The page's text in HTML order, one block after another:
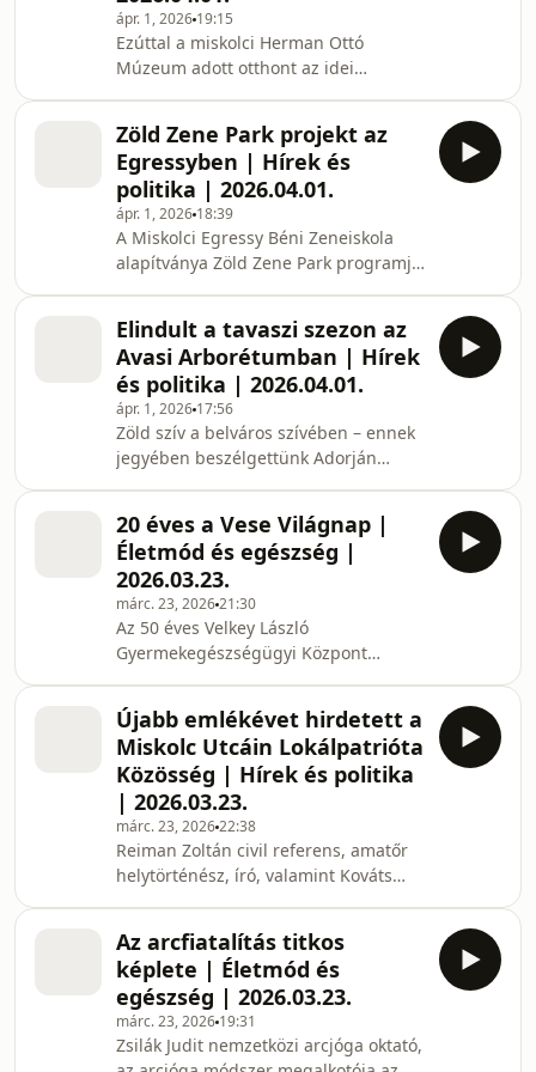
anyuka tájékoztatta a Csillagpont
Rádió hallgatóit. A tervezett
átalakításokat segítve most közösségi
gyűjtés indult.
ápr. 1, 2026 19:15
Ezúttal a miskolci Herman Ottó
Múzeum adott otthont az idei
hogyan óvjuk meg vesénk egészségét.
dr. Kóbor Krisztina nefrológus főorvos
elmondta: a vesebetegség sok
esetben ún. néma betegség, hiszen
sokáig nem okoz tüneteket. A
szakember öt fontos momentumra
hívta fel a figyelmet, amelyet veséink
egészsége érdekében megtehetünk:
elegend
Zöld Zene Park projekt az
Egressyben | Hírek és
politika | 2026.04.01.
ápr. 1, 2026 18:39
A Miskolci Egressy Béni Zeneiskola
alapítványa Zöld Zene Park programja
az intézmény igazgatóhelyettese
beszélt közéleti
magazinműsorunkban. A beruházás
keretében megújul a zeneiskola
udvara, új virágoskertet hoznak létre,
felújítják a kerti utat, kerti
garnitúrákat, madáritatókat helyeznek
ki és fedett biciklitároló is kialak
Elindult a tavaszi szezon az
Avasi Arborétumban | Hírek
és politika | 2026.04.01.
ápr. 1, 2026 17:56
Zöld szív a belváros szívében – ennek
jegyében beszélgettünk Adorján
kertvezető okleveles természetvédelmi
mérnökkel. Megtudtuk: márciusban
még rövidített nyitvatartással várják a
látogatókat, április 4-én szombaton
délután pedig Húsvéti kincskereső
játékot szerveznek a gyerekeknek.
Mindeközben pedig egy mese is
született a fenyő
20 éves a Vese Világnap |
Életmód és egészség |
2026.03.23.
márc. 23, 202621:30
Az 50 éves Velkey László
Gyermekegészségügyi Központ
Herman Ottó Múzeumba várta az
érdeklődőket. Számos
ismeretterjesztő előadás,
múzeumpedagógiai foglalkozások is
szerepeltek a programban. Őrizzük
meg a vesénk egészségét!
elnevezéssel gyermekrajzok is
készültek. Minderről dr. Bajusz Ilona
gyermekgyógyász főorvos, nefrológus
tájékoztatta a Csillagpont Rádió
hallgatói
Újabb emlékévet hirdetett a
Miskolc Utcáin Lokálpatrióta
Közösség | Hírek és politika
| 2026.03.23.
márc. 23, 202622:38
Reiman Zoltán civil referens, amatőr
helytörténész, író, valamint Kováts
jelentették be: saját hatáskörben a
2026. évre „ Nagy Lajos 700 – II.
Rákóczi Ferenc 350 ” emlékévet
hirdetnek. Vendégeinkkel
felelevenítettük azt a dicső korszakot,
Az arcfiatalítás titkos
képlete | Életmód és
egészség | 2026.03.23.
márc. 23, 2026 19:31
Zsilák Judit nemzetközi arcjóga oktató,